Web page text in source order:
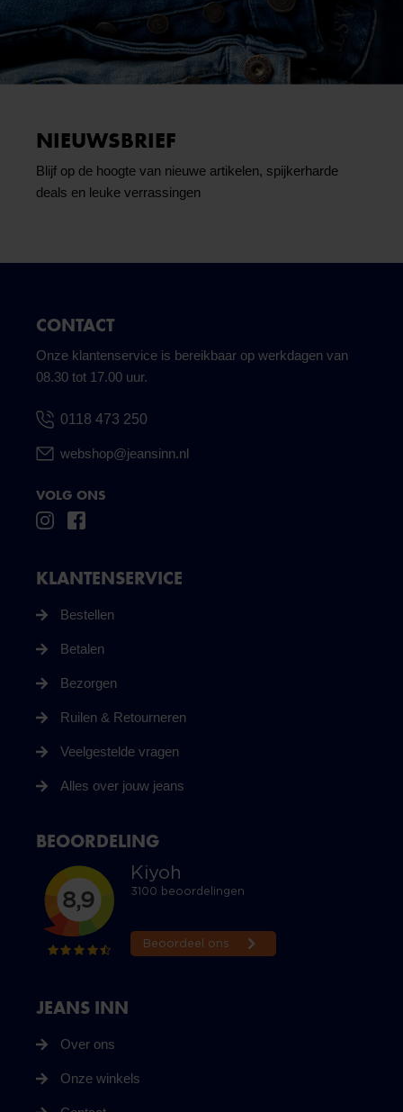
NIEUWSBRIEF
Blijf op de hoogte van nieuwe artikelen, spijkerharde
deals en leuke verrassingen
CONTACT
Onze klantenservice is bereikbaar op werkdagen van
08.30 tot 17.00 uur.
0118 473 250
webshop@jeansinn.nl
VOLG ONS
JEANS INN
Over ons
Onze winkels
KLANTENSERVICE
Bestellen
Betalen
Bezorgen
Ruilen & Retourneren
Veelgestelde vragen
Alles over jouw jeans
BEOORDELING